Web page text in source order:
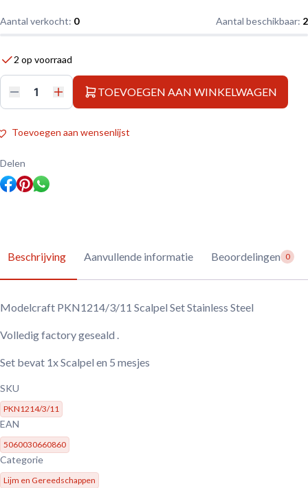
Aantal verkocht: 0 Aantal beschikbaar: 2
2 op voorraad
Modelcraft
PKN1214/3/11
Set
Stainless
aantal
TOEVOEGEN AAN WINKELWAGEN
Toevoegen aan wensenlijst
Delen
Beschrijving Aanvullende informatie Beoordelingen 0
Modelcraft PKN1214/3/11 Scalpel Set Stainless Steel
Volledig factory geseald .
Set bevat 1x Scalpel en 5 mesjes
SKU
PKN1214/3/11
EAN
5060030660860
Categorie
Lijm en Gereedschappen